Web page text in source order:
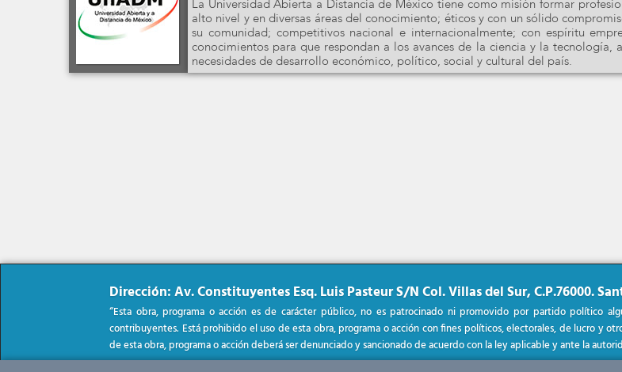
La Universidad Abierta a Distancia de México tiene como misión formar
alto nivel y en diversas áreas del conocimiento; éticos y con un sólido
su comunidad; competitivos nacional e internacionalmente; con espíritu
conocimientos para que respondan a los avances de la ciencia y la tecnología,
necesidades de desarrollo económico, político, social y cultural del país.
Dirección: Av. Constituyentes Esq. Luis Pasteur S/N Col. Villas del Sur, C.P.76000.
“Esta obra, programa o acción es de carácter público, no es patrocinado ni promovido por partido político
contribuyentes. Está prohibido el uso de esta obra, programa o acción con fines políticos, electorales, de lucro y
de esta obra, programa o acción deberá ser denunciado y sancionado de acuerdo con la ley aplicable y ante la